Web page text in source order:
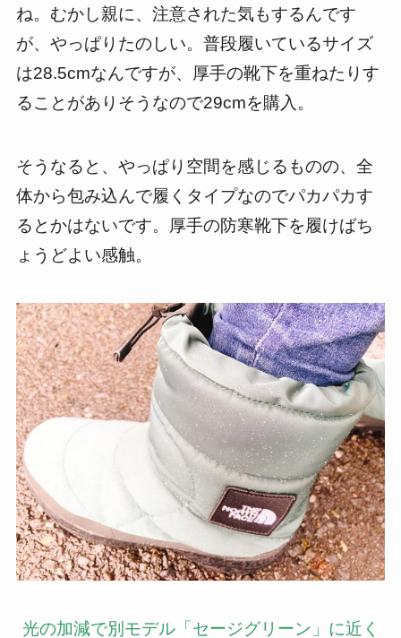
ね。むかし親に、注意された気もするんです
が、やっぱりたのしい。普段履いているサイズ
は28.5cmなんですが、厚手の靴下を重ねたりす
ることがありそうなので29cmを購入。
そうなると、やっぱり空間を感じるものの、全
体から包み込んで履くタイプなのでパカパカす
るとかはないです。厚手の防寒靴下を履けばち
ょうどよい感触。
光の加減で別モデル「セージグリーン」に近く